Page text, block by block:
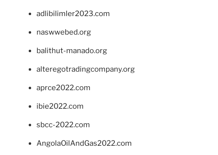
adlibilimler2023.com
naswwebed.org
balithut-manado.org
alteregotradingcompany.org
aprce2022.com
ibie2022.com
sbcc-2022.com
AngolaOilAndGas2022.com